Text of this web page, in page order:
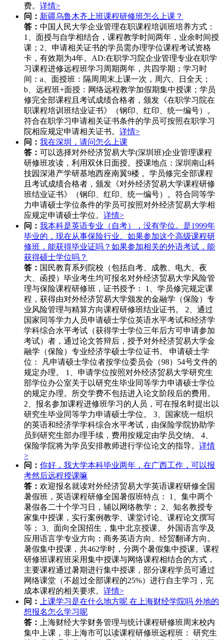
费。 详情>
问： 新疆乌鲁木齐上班课程研修班怎么上课？
答： 中国人民大学企业管理在职课程培训班培养方式：
1、面授与自学相结合，课程教学时间两年，业余时间授
课；2、申请相关证书的学员需办理学位课程考试资格
卡，有效期为4年。AD:在职学习院企业管理专业在职学
习课程进修远程班学习周期两年，共四学期；学习时
间：a、面授班：隔周周末上课一次，周六、日全天；
b、远程班+面授：网络远程教学加假期集中授课；学员
修完全部课程且考试成绩合格者，颁发《在职学习院在
职课程培训班结业证书》（钢印、红印、统一编号）。
符合在职学习申请相关证书条件的学员可按照在职学习
院相应规定申请相关证书。 详情>
问： 我在深圳，请问怎么上课
答： 可以选择对外经济贸易大学(深圳班)企业管理课程
研修班攻读，利用双休日面授。授课地点：深圳南山科
技园深港产学研基地西座南翼9楼 。学员修完全部课程
且考试成绩合格者，颁发《对外经济贸易大学课程研修
班结业证书》（钢印、红印、统一编号）。符合同等学
力申请硕士学位条件的学员可按照对外经济贸易大学相
应规定申请硕士学位。 详情>
问： 我本科是英语专业（自考），没有学位。是1999年
毕业的，现在从事保险行业。如果参加这个高级课程研
修班，能获得毕业证吗？如果参加相关的外语考试，能
获得硕士学位吗？
答： 国民教育系列院校（包括自考、成教、电大、夜
大、函授）毕业考生均可报名对外经济贸易大学风险管
理与保险课程研修班，证书授予： 1、学员修完规定课
程，获得由对外经济贸易大学颁发的金融学（保险）专
业风险管理与精算方向课程研修班结业证书。 2、通过
国家同等学力人员申请硕士学位英语水平考试和经济学
学科综合水平考试（获得学士学位三年后方可申请参加
考试）者，通过论文答辩后，授予对外经济贸易大学金
融学（保险）专业经济学硕士学位证书。 申请硕士学
位： 凡申请硕士学位者按学位委员会（98）54号文件的
规定办理。 1、申请学位按照对外经济贸易大学研究生
部学位办公室关于以研究生毕业同等学力申请硕士学位
的规定办理。所交学费不包括进入论文阶段后的费用。
2、报名参加课程进修班学习的人员，可在报名时提出以
研究生毕业同等学力申请硕士学位。 3、国家统一组织
的英语和经济学学科综合水平考试，由保险学院协助学
员到研究生部办理手续，费用按规定由学员交纳。 4、
保险学院将为学员安排教师进行学位论文的指导。 详情
>
问： 你好，我大学本科毕业两年，在广西工作，可以报
考然后远程授课嘛
答： 欢迎报名就读对外经济贸易大学英语课程研修全国
暑假班，英语课程研修全国暑假班特点： 1、集中两个
暑假各二十个学习日，辅以网络教学； 2、知名教授专
家集中授课，实行案例教学、课堂讨论、课程论文撰写
等； 3、面向全国招生，集中北京授课。 外国语言学及
应用语言学专业方向：商务英语方向、经贸翻译方向。
暑假集中授课，共462学时，分两个暑假集中授课。课程
研修班课程班采用集中授课与网络课程相结合的方式，
主要课程通过暑期进行集中授课，部分课程学员可通过
网络课堂（不超过全部课程的25%）进行自主学习，完
成本课程的相关要求。 详情>
问：
上课学习是在什么地方呢 在上海财经学院吗 外地的
想报名怎么学习呢
答：
上海财经大学财务管理与统计课程研修班周末校内
集中上课，非上海市可以读课程研修班远程班： 研究生